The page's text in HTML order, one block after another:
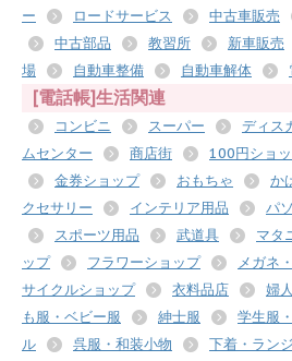
ー
ロードサービス 中古車販売
中古部品
教習所 新車販売
場
自動車整備 自動車解体
[電話帳]生活関連
コンビニ スーパー ディス
ムセンター
商店街 100円ショ
金券ショップ
おもちゃ か
クセサリー
インテリア用品 パ
スポーツ用品
武道具 マタ
ップ
フラワーショップ メガネ
サイクルショップ
衣料品店 婦
も服・ベビー服
紳士服 学生服
ル
呉服・和装小物 下着・ラン